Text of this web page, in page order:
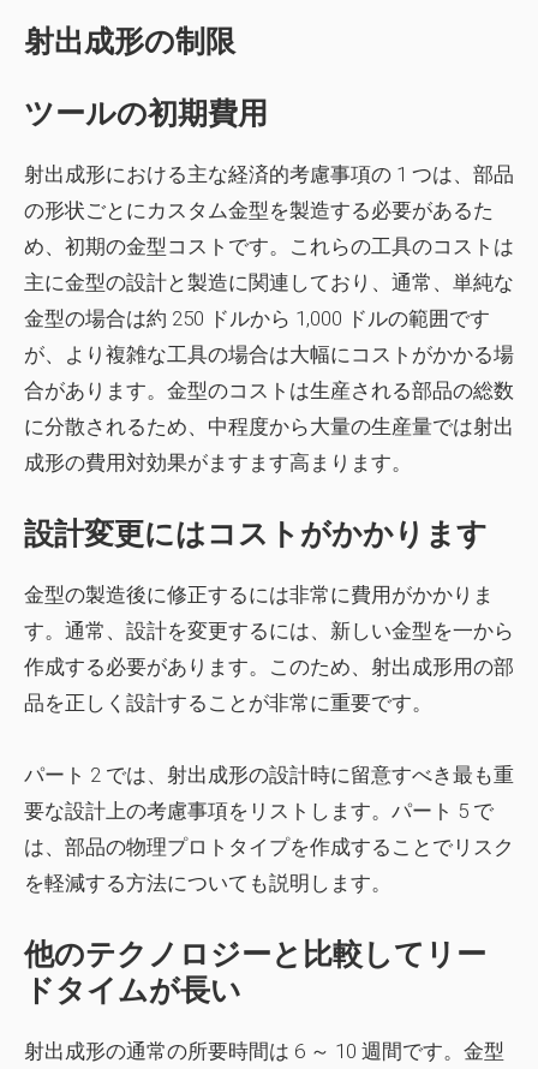
射出成形の制限
ツールの初期費用
射出成形における主な経済的考慮事項の 1 つは、部品
の形状ごとにカスタム金型を製造する必要があるた
め、初期の金型コストです。これらの工具のコストは
主に金型の設計と製造に関連しており、通常、単純な
金型の場合は約 250 ドルから 1,000 ドルの範囲です
が、より複雑な工具の場合は大幅にコストがかかる場
合があります。金型のコストは生産される部品の総数
に分散されるため、中程度から大量の生産量では射出
成形の費用対効果がますます高まります。
設計変更にはコストがかかります
金型の製造後に修正するには非常に費用がかかりま
す。通常、設計を変更するには、新しい金型を一から
作成する必要があります。このため、射出成形用の部
品を正しく設計することが非常に重要です。
パート 2 では、射出成形の設計時に留意すべき最も重
要な設計上の考慮事項をリストします。パート 5 で
は、部品の物理プロトタイプを作成することでリスク
を軽減する方法についても説明します。
他のテクノロジーと比較してリー
ドタイムが長い
射出成形の通常の所要時間は 6 ～ 10 週間です。金型